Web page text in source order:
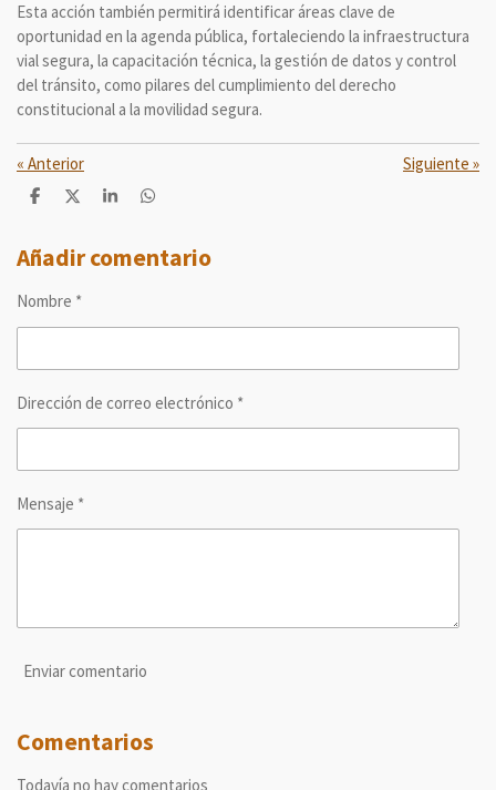
Esta acción también permitirá identificar áreas clave de
oportunidad en la agenda pública, fortaleciendo la infraestructura
vial segura, la capacitación técnica, la gestión de datos y control
del tránsito, como pilares del cumplimiento del derecho
constitucional a la movilidad segura.
« Anterior Siguiente »
C
p
a
t
C
p
a
C
p
a
C
p
a
Añadir comentario
Nombre *
Dirección de correo electrónico *
Mensaje *
Enviar comentario
Comentarios
Todavía no hay comentarios